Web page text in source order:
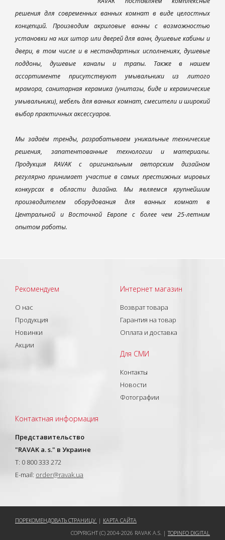
решения для современных ванных комнат в виде целостных
концепций. Производим акриловые ванны с возможностью
установки на них штор или дверей для ванн, душевые кабины и
двери, в том числе и в нестандартных исполнениях, душевые
поддоны, душевые каналы и трапы. Также в нашем
ассортименте присутствуют умывальники из литого
мрамора, санитарная керамика (унитазы, биде и керамические
умывальники), мебель для ванных комнат, смесители и широкий
выбор практичных аксессуаров.
Мы задаём тренды, разрабатываем уникальные технические
решения, запатентованные технологии и материалы.
Продукция RAVAK с оригинальным авторским дизайном
регулярно принимает участие в самых престижных мировых
конкурсах в области дизайна. Мы являемся крупнейшим
производителем оборудования для ванных комнат в
Центральной и Восточной Европе с более чем 25-летним
опытом работы.
Рекомендуем
О нас
Продукция
Новинки
Акции
Интернет магазин
Возврат товара
Гарантия на товар
Оплата и доставка
Для СМИ
Контакты
Новости
Фотографии
Контактная информация
Представительство
"RAVAK a. s." в Украине
T: 0 800 333 272
E-mail: order@ravak.ua
ПОРЕКОМЕНДОВАТЬ СТРАНИЦУ | КАРТА САЙТА
COPYRIGHT (C) 2004-2026 RAVAK A.S. |TOPINFO DIGITAL